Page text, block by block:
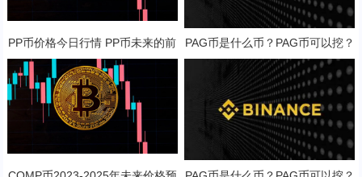
PP币价格今日行情 PP币未来的前
景展望
PAG币是什么币？PAG币可以挖？